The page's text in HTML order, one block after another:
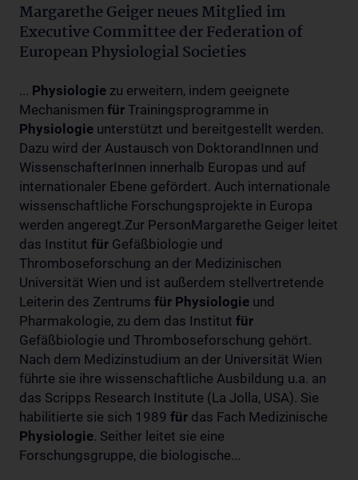
Margarethe Geiger neues Mitglied im
Executive Committee der Federation of
European Physiologial Societies
... Physiologie zu erweitern, indem geeignete
Mechanismen für Trainingsprogramme in
Physiologie unterstützt und bereitgestellt werden.
Dazu wird der Austausch von DoktorandInnen und
WissenschafterInnen innerhalb Europas und auf
internationaler Ebene gefördert. Auch internationale
wissenschaftliche Forschungsprojekte in Europa
werden angeregt.Zur PersonMargarethe Geiger leitet
das Institut für Gefäßbiologie und
Thromboseforschung an der Medizinischen
Universität Wien und ist außerdem stellvertretende
Leiterin des Zentrums für Physiologie und
Pharmakologie, zu dem das Institut für
Gefäßbiologie und Thromboseforschung gehört.
Nach dem Medizinstudium an der Universität Wien
führte sie ihre wissenschaftliche Ausbildung u.a. an
das Scripps Research Institute (La Jolla, USA). Sie
habilitierte sie sich 1989 für das Fach Medizinische
Physiologie. Seither leitet sie eine
Forschungsgruppe, die biologische...